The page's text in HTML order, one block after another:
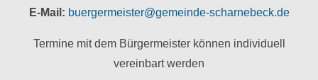
E-Mail: buergermeister@gemeinde-scharnebeck.de
Termine mit dem Bürgermeister können individuell
vereinbart werden